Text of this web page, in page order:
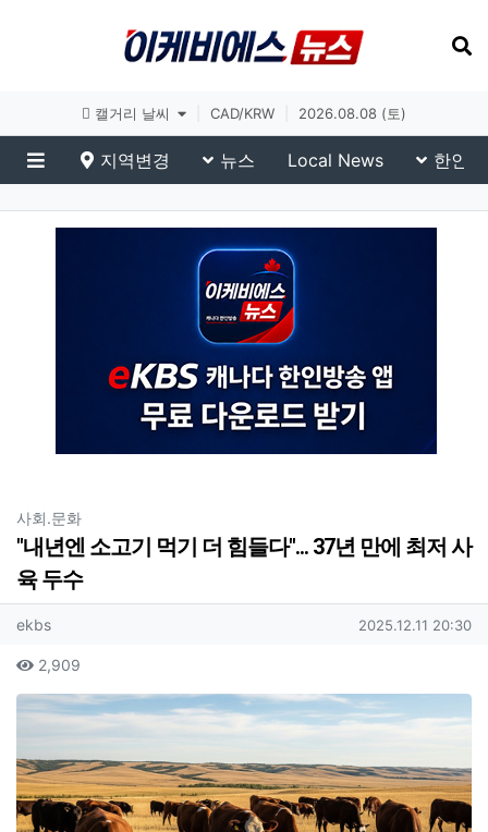
토론토 날씨 CAD/KRW 2026.08.08 (토)
메뉴
지역변경 뉴스 Local News 한인
전국 네트워크
사회.문화분류
"내년엔 소고기 먹기 더 힘들다"... 37년 만에 최저 사
육 두수
ekbs작성 2025.12.11 20:30
2,909
본문